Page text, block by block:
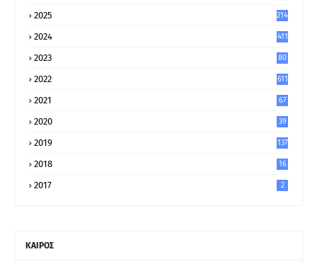
2025 214
2024 411
2023
80
2022 611
2021
67
2020
39
2019 137
2018 16
2017 2
ΚΑΙΡΟΣ